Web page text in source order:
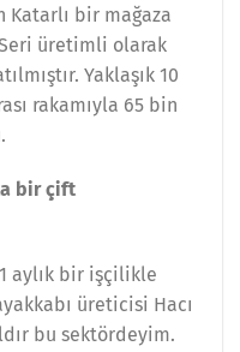
Katarlı bir mağaza
Seri üretimli olarak
Yaklaşık 10
rakamıyla 65 bin
bir çift
aylık bir işçilikle
üreticisi Hacı
bu sektördeyim.